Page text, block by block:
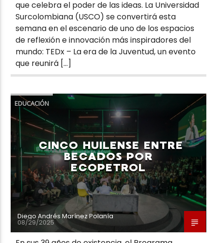
que celebra el poder de las ideas. La Universidad
Surcolombiana (USCO) se convertirá esta
semana en el escenario de uno de los espacios
de reflexión e innovación más inspiradores del
mundo: TEDx – La era de la Juventud, un evento
que reunirá […]
EDUCACIÓN
CINCO HUILENSE ENTRE
BECADOS POR
ECOPETROL
Diego Andrés Marínez Polanía
08/29/2025